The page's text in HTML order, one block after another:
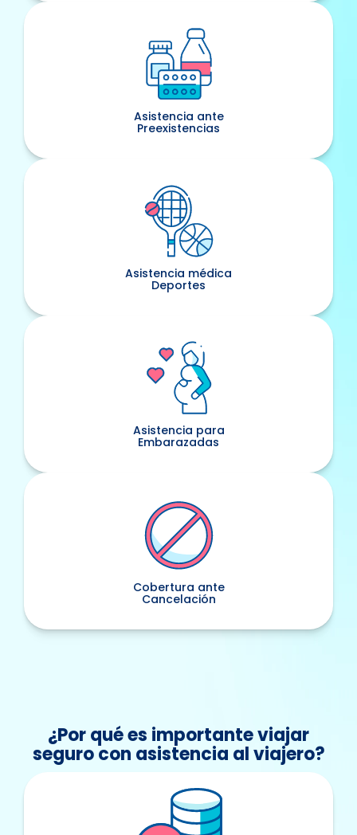
Asistencia ante
Preexistencias
Asistencia médica
Deportes
Asistencia para
Embarazadas
Cobertura ante
Cancelación
¿Por qué es importante viajar
seguro con asistencia al viajero?